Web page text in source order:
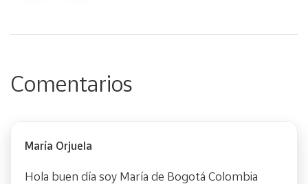
Comentarios
María Orjuela
Hola buen día soy María de Bogotá Colombia